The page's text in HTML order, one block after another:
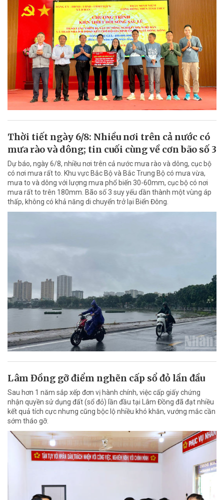
Thời tiết ngày 6/8: Nhiều nơi trên cả nước có
mưa rào và dông; tin cuối cùng về cơn bão số 3
Dự báo, ngày 6/8, nhiều nơi trên cả nước mưa rào và dông, cục bộ
có nơi mưa rất to. Khu vực Bắc Bộ và Bắc Trung Bộ có mưa vừa,
mưa to và dông với lượng mưa phổ biến 30-60mm, cục bộ có nơi
mưa rất to trên 180mm. Bão số 3 suy yếu dần thành một vùng áp
thấp, không có khả năng di chuyển trở lại Biển Đông.
Lâm Đồng gỡ điểm nghẽn cấp sổ đỏ lần đầu
Sau hơn 1 năm sắp xếp đơn vị hành chính, việc cấp giấy chứng
nhận quyền sử dụng đất (sổ đỏ) lần đầu tại Lâm Đồng đã đạt nhiều
kết quả tích cực nhưng cũng bộc lộ nhiều khó khăn, vướng mắc cần
sớm tháo gỡ.